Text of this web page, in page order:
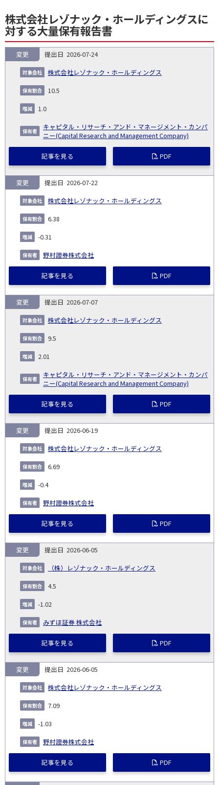
株式会社レゾナック・ホールディングスに
対する大量保有報告書
NO.
告
義
務
発
生
日
提
日
証券
対
有
2026-07-24
株式会社レゾナック・ホールディングス
変更
10.5
1.0
キャピタル・リサーチ・アンド・マネージメント・カンパ
ニー(Capital Research and Management Company)
記事を見る PDF
2026-07-22
株式会社レゾナック・ホールディングス
変更
6.38
-0.31
野村證券株式会社
記事を見る PDF
2026-07-07
株式会社レゾナック・ホールディングス
変更
9.5
2.01
キャピタル・リサーチ・アンド・マネージメント・カンパ
ニー(Capital Research and Management Company)
記事を見る PDF
2026-06-19
株式会社レゾナック・ホールディングス
変更
6.69
-0.4
野村證券株式会社
記事を見る PDF
2026-06-05
（株）レゾナック・ホールディングス
変更
4.5
-1.02
みずほ証券 株式会社
記事を見る PDF
2026-06-05
株式会社レゾナック・ホールディングス
変更
7.09
-1.03
野村證券株式会社
記事を見る PDF